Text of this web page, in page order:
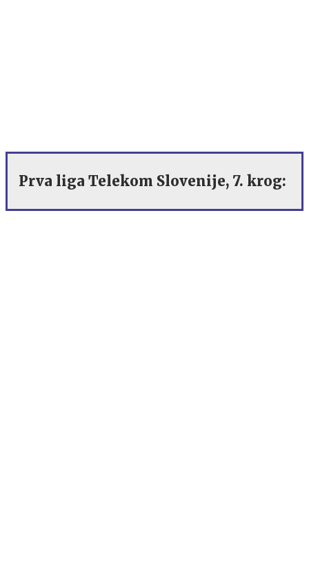
Prva liga Telekom Slovenije, 7. krog: